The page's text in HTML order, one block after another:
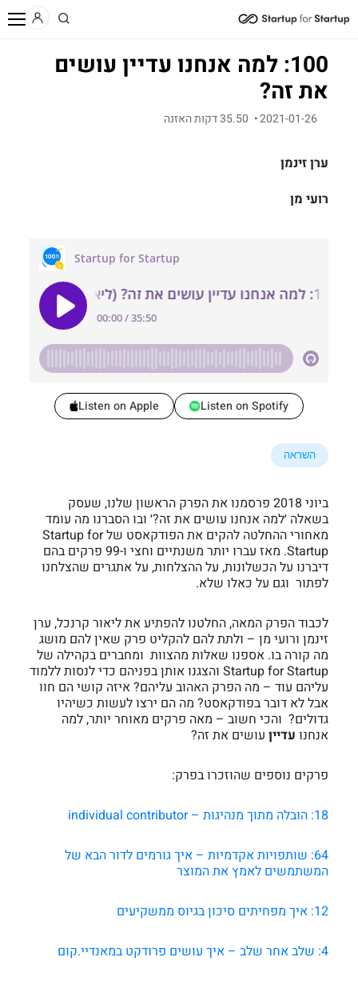
/ תוכן / פודקאסט
100: למה אנחנו עדיין עושים
את זה?
2021-01-26 35.50 דקות האזנה
ערן זינמן
רועי מן
Listen on Spotify
Listen on Apple
השראה
ביוני 2018 פרסמנו את הפרק הראשון שלנו, שעסק
בשאלה ׳למה אנחנו עושים את זה?׳ ובו הסברנו מה עומד
מאחורי ההחלטה להקים את הפודקאסט של Startup for
Startup. מאז עברו יותר משנתיים וחצי ו-99 פרקים בהם
דיברנו על הכשלונות, על ההצלחות, על אתגרים שהצלחנו
לפתור וגם על כאלו שלא.
לכבוד הפרק המאה, החלטנו להפתיע את ליאור קרנכל, ערן
זינמן ורועי מן – ולתת להם להקליט פרק שאין להם מושג
מה קורה בו. אספנו שאלות מהצוות ומחברים בקהילה של
Startup for Startup והצגנו אותן בפניהם כדי לנסות ללמוד
עליהם עוד – מה הפרק האהוב עליהם? איזה קושי הם חוו
אבל לא דובר בפודקאסט? מה הם ירצו לעשות כשיהיו
גדולים? והכי חשוב – מאה פרקים מאוחר יותר, למה
אנחנו עדיין עושים את זה?
פרקים נוספים שהוזכרו בפרק:
18: הובלה מתוך מנהיגות – individual contributor
64: שותפויות אקדמיות – איך גורמים לדור הבא של
המשתמשים לאמץ את המוצר
12: איך מפחיתים סיכון בגיוס ממשקיעים
4: שלב אחר שלב – איך עושים פרודקט במאנדיי.קום